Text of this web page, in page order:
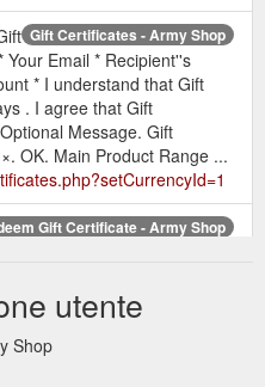
Gift Certificates - Army Shop
Email * Recipient''s
* I understand that Gift
. I agree that Gift
Message. Gift
OK. Main Product Range ...
Gift Certificate - Army Shop
You need your unique gift
gift certificate that was
It will look something like
utente
Shop